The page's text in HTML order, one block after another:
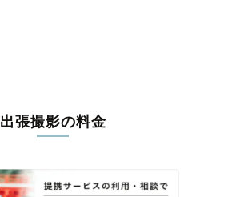
出張撮影の料金